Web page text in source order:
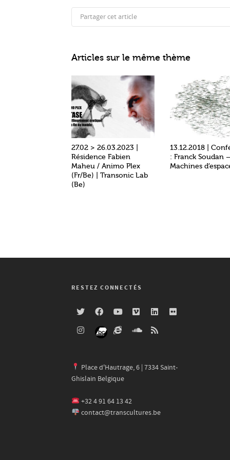
Partager cet article
Articles sur le même thème
27.02 > 26.03.2023 |
Résidence Fabien
Maheu / Animo Plex
(Fr/Be) | Transonic Lab
(Be)
13.12.2018 |
: Franck Soudan
Machines
RESTEZ CONNECTÉS
Place d'Hautrage, 6 | 7334 Saint-
Ghislain Belgique
+32 4 91 64 13 42
contact@transcultures.be